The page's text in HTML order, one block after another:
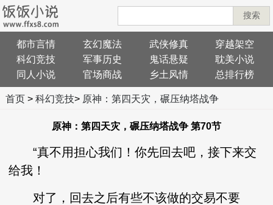
搜索
都市言情 玄幻魔法 武侠修真
穿越架空
科幻竞技
军事历史 鬼话悬疑
耽美小说
同人小说
官场商战 乡土风情 总排行榜
首页> 科幻竞技> 原神：第四天灾，碾压纳塔战争
原神：第四天灾，碾压纳塔战争 第70节
“真不用担心我们！你先回去吧，接下来交
给我！
对了，回去之后有些不该做的交易不要